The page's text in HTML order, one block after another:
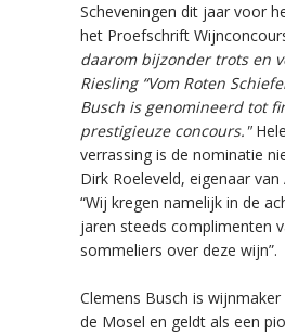
Scheveningen dit jaar voor
het Proefschrift
daarom bijzonder trots en
Riesling “Vom Roten
Busch is genomineerd tot
prestigieuze concours."
verrassing is de nominatie
Dirk Roeleveld, eigenaar van
“Wij kregen namelijk in de
jaren steeds complimenten
sommeliers over deze wijn”.
Clemens Busch is wijnmaker
de Mosel en geldt als een